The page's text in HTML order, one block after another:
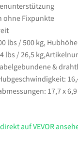
ohne Fixpunkte
lbs / 500 kg,
lbs / 26,5
&
17,7 x 6,9
auf VEVOR